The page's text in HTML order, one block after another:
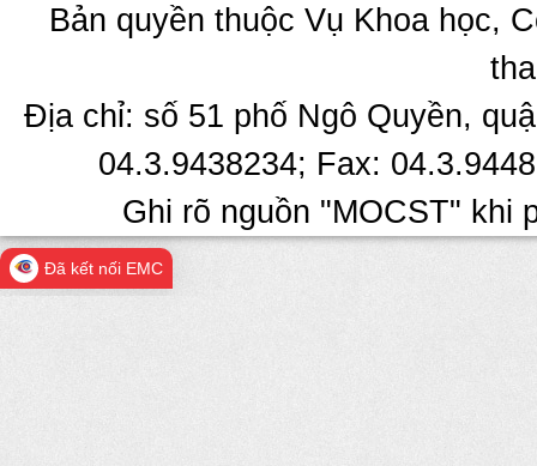
Bản quyền thuộc Vụ Khoa học,
Địa chỉ: số 51 phố Ngô Quyền,
04.3.9438234; Fax:
Ghi rõ nguồn "MOCST" khi
Đã kết nối EMC